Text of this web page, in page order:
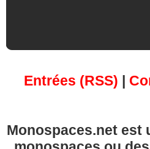
Entrées (RSS) |
Monospaces.net est